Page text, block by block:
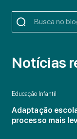
Notícias
Educação Infantil
Adaptação
processo mais